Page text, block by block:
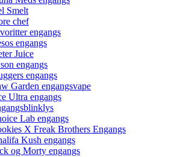
Smelt
chef
engangs
engangs
Juice
engangs
engangs
Garden engangsvape
Ultra engangs
Lab engangs
X Freak Brothers Engangs
Kush engangs
og Morty engangs